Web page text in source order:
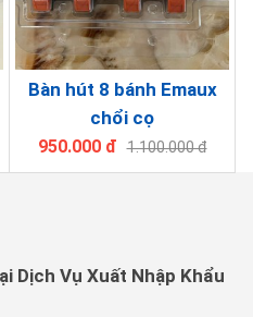
Bàn hút 8 bánh Emaux
chổi cọ
950.000 đ 1.100.000 đ
Dịch Vụ Xuất Nhập Khẩu